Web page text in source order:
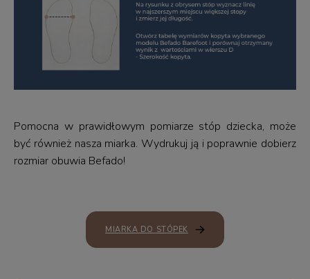
Pomocna w prawidłowym pomiarze stóp dziecka, może
być również nasza miarka. Wydrukuj ją i poprawnie dobierz
rozmiar obuwia Befado!
MIARKA DO STÓPEK